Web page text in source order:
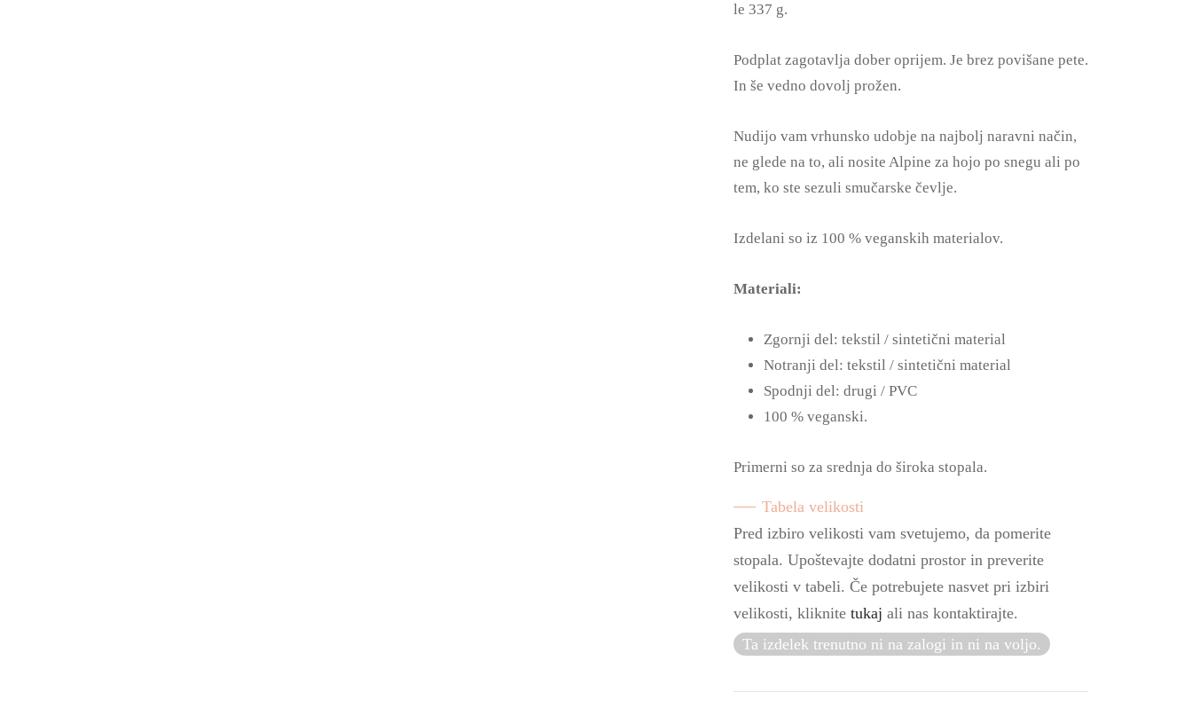
le 337 g.
Podplat zagotavlja dober oprijem. Je brez povišane pete.
In še vedno dovolj prožen.
Nudijo vam vrhunsko udobje na najbolj naravni način,
ne glede na to, ali nosite Alpine za hojo po snegu ali po
tem, ko ste sezuli smučarske čevlje.
Izdelani so iz 100 % veganskih materialov.
Materiali:
Zgornji del: tekstil / sintetični material
Notranji del: tekstil / sintetični material
Spodnji del: drugi / PVC
100 % veganski.
Primerni so za srednja do široka stopala.
Tabela velikosti
Pred izbiro velikosti vam svetujemo, da pomerite
stopala. Upoštevajte dodatni prostor in preverite
velikosti v tabeli. Če potrebujete nasvet pri izbiri
velikosti, kliknite tukaj ali nas kontaktirajte.
Ta izdelek trenutno ni na zalogi in ni na voljo.